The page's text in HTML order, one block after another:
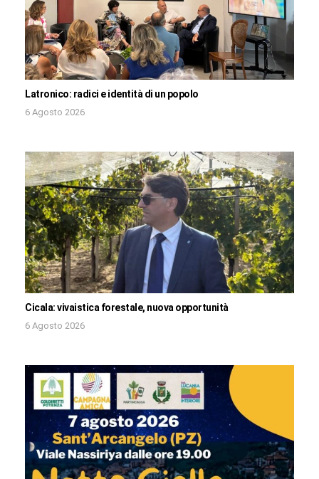
Latronico: radici e identità di un popolo
6 Agosto 2026
Cicala: vivaistica forestale, nuova opportunità
6 Agosto 2026